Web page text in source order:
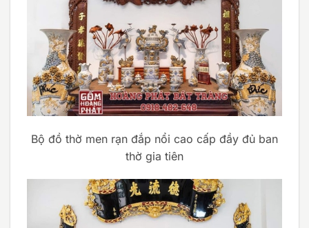
Bộ đồ thờ men rạn đắp nổi cao cấp đầy đủ ban
thờ gia tiên